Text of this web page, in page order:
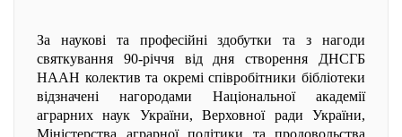
За наукові та професійні здобутки та з нагоди
святкування 90-річчя від дня створення ДНСГБ
НААН колектив та окремі співробітники бібліотеки
відзначені нагородами Національної академії
аграрних наук України, Верховної ради України,
Міністерства аграрної політики та продовольства